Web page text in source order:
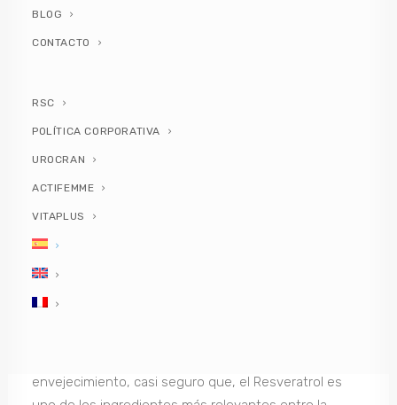
BLOG
CONTACTO
RSC
POLÍTICA CORPORATIVA
UROCRAN
ACTIFEMME
VITAPLUS
Todo lo que tienes que saber sobre el
RESVERATROL, FUENTE DE JUVENTUD
SOLUCIÓN CON RESVERATROL EN EL MERCADO
Todo lo que tienes que
saber sobre el
RESVERATROL
envejecimiento, casi seguro que, el Resveratrol es